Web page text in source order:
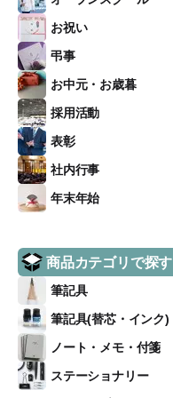
お祝い
弔事
お中元・お歳暮
採用活動
表彰
社内行事
年末年始
商品カテゴリで探す
筆記具
筆記具(替芯・インク)
ノート・メモ・付箋
ステーショナリー